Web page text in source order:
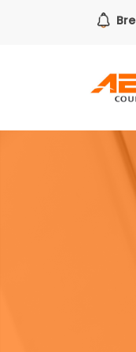
todo lo que viene.